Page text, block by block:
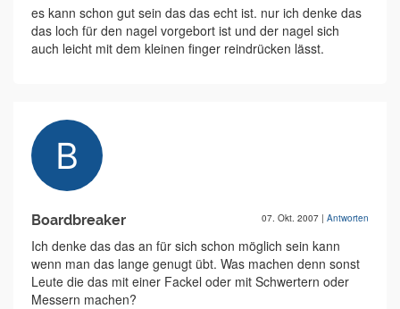
es kann schon gut sein das das echt ist. nur ich denke das
das loch für den nagel vorgebort ist und der nagel sich
auch leicht mit dem kleinen finger reindrücken lässt.
Boardbreaker 07. Okt. 2007 | Antworten
Ich denke das das an für sich schon möglich sein kann
wenn man das lange genugt übt. Was machen denn sonst
Leute die das mit einer Fackel oder mit Schwertern oder
Messern machen?